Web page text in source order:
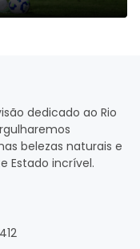
dedicado ao Rio
belezas naturais e
Estado incrível.